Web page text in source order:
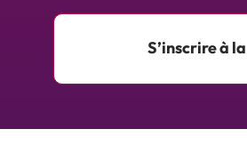
S’inscrire à